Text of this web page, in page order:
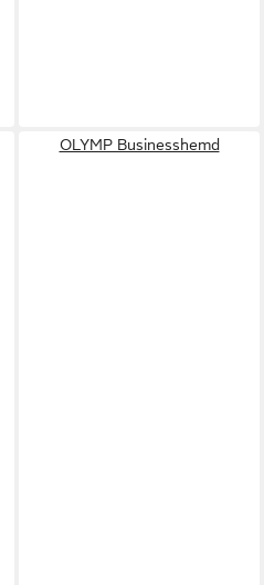
OLYMP Businesshemd